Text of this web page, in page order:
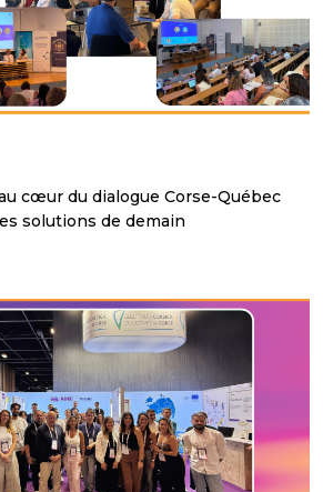
cœur du dialogue Corse-Québec
solutions de demain